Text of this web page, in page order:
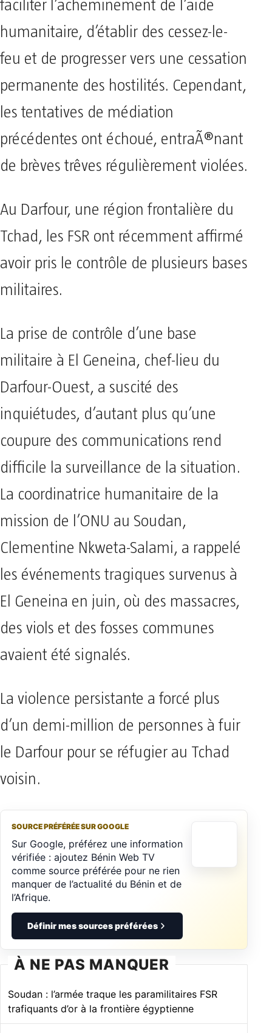
faciliter l’acheminement de l’aide
humanitaire, d’établir des cessez-le-
feu et de progresser vers une cessation
permanente des hostilités. Cependant,
les tentatives de médiation
précédentes ont échoué, entraÃ®nant
de brèves trêves régulièrement violées.
Au Darfour, une région frontalière du
Tchad, les FSR ont récemment affirmé
avoir pris le contrôle de plusieurs bases
militaires.
La prise de contrôle d’une base
militaire à El Geneina, chef-lieu du
Darfour-Ouest, a suscité des
inquiétudes, d’autant plus qu’une
coupure des communications rend
difficile la surveillance de la situation.
La coordinatrice humanitaire de la
mission de l’ONU au Soudan,
Clementine Nkweta-Salami, a rappelé
les événements tragiques survenus à
El Geneina en juin, où des massacres,
des viols et des fosses communes
avaient été signalés.
La violence persistante a forcé plus
d’un demi-million de personnes à fuir
le Darfour pour se réfugier au Tchad
voisin.
SOURCE PRÉFÉRÉE SUR GOOGLE
Sur Google, préférez une information
vérifiée : ajoutez Bénin Web TV
comme source préférée pour ne rien
manquer de l’actualité du Bénin et de
l’Afrique.
Définir mes sources préférées
À NE PAS MANQUER
Soudan : l’armée traque les paramilitaires FSR
trafiquants d’or à la frontière égyptienne